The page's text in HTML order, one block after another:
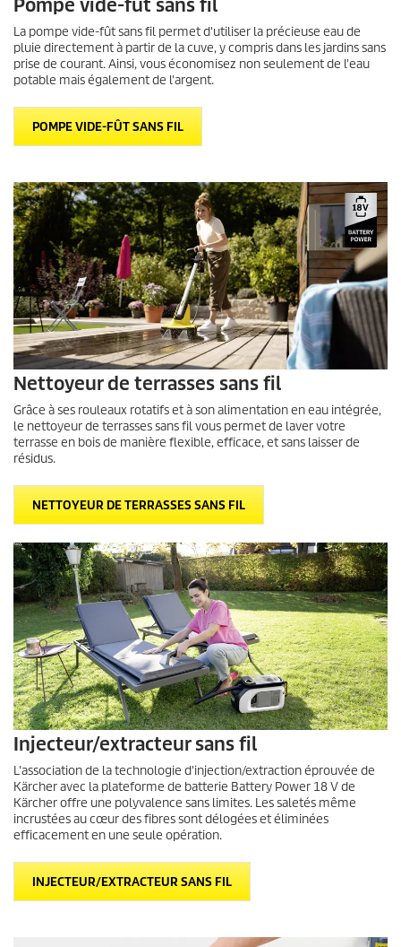
Pompe vide-fût sans fil
La pompe vide-fût sans fil permet d'utiliser la précieuse eau de
pluie directement à partir de la cuve, y compris dans les jardins sans
prise de courant. Ainsi, vous économisez non seulement de l'eau
potable mais également de l'argent.
POMPE VIDE-FÛT SANS FIL
Nettoyeur de terrasses sans fil
Grâce à ses rouleaux rotatifs et à son alimentation en eau intégrée,
le nettoyeur de terrasses sans fil vous permet de laver votre
terrasse en bois de manière flexible, efficace, et sans laisser de
résidus.
NETTOYEUR DE TERRASSES SANS FIL
Injecteur/extracteur sans fil
L'association de la technologie d'injection/extraction éprouvée de
Kärcher avec la plateforme de batterie Battery Power 18 V de
Kärcher offre une polyvalence sans limites. Les saletés même
incrustées au cœur des fibres sont délogées et éliminées
efficacement en une seule opération.
INJECTEUR/EXTRACTEUR SANS FIL